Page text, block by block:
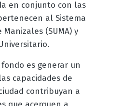
en conjunto con las
al Sistema
(SUMA) y
es generar un
capacidades de
contribuyan a